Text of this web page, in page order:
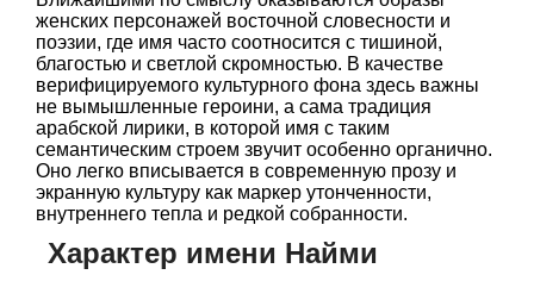
женских персонажей восточной словесности и
поэзии, где имя часто соотносится с тишиной,
благостью и светлой скромностью. В качестве
верифицируемого культурного фона здесь важны
не вымышленные героини, а сама традиция
арабской лирики, в которой имя с таким
семантическим строем звучит особенно органично.
Оно легко вписывается в современную прозу и
экранную культуру как маркер утонченности,
внутреннего тепла и редкой собранности.
Характер имени Найми